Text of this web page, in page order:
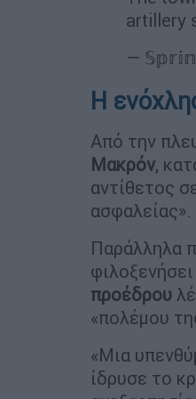
artillery
—
Η
Από την
Μακρόν,
αντίθετος
ασφαλείας».
Παράλληλα
προέδρου
«πολέμου
«Μια
ίδρυσε το